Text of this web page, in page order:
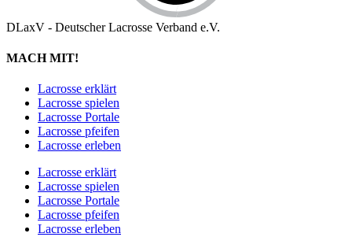
DLaxV - Deutscher Lacrosse Verband e.V.
MACH MIT!
Lacrosse erklärt
Lacrosse spielen
Lacrosse Portale
Lacrosse pfeifen
Lacrosse erleben
Lacrosse erklärt
Lacrosse spielen
Lacrosse Portale
Lacrosse pfeifen
Lacrosse erleben